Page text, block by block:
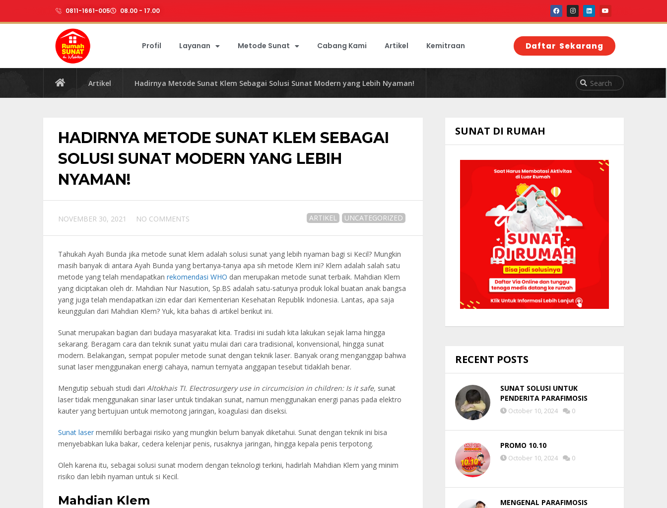
0811-1661-005 08.00 - 17.00
Profil Layanan Metode Sunat Cabang Kami Artikel Kemitraan Daftar Sekarang
Artikel Hadirnya Metode Sunat Klem Sebagai Solusi Sunat Modern yang Lebih Nyaman!
HADIRNYA METODE SUNAT KLEM SEBAGAI
SOLUSI SUNAT MODERN YANG LEBIH
NYAMAN!
NOVEMBER 30, 2021 ARTIKEL UNCATEGORIZED
NO COMMENTS
Tahukah Ayah Bunda jika metode sunat klem adalah solusi sunat yang lebih nyaman bagi si Kecil? Mungkin
masih banyak di antara Ayah Bunda yang bertanya-tanya apa sih metode Klem ini? Klem adalah salah satu
metode yang telah mendapatkan rekomendasi WHO dan merupakan metode sunat terbaik. Mahdian Klem
yang diciptakan oleh dr. Mahdian Nur Nasution, Sp.BS adalah satu-satunya produk lokal buatan anak bangsa
yang juga telah mendapatkan izin edar dari Kementerian Kesehatan Republik Indonesia. Lantas, apa saja
keunggulan dari Mahdian Klem? Yuk, kita bahas di artikel berikut ini.
Sunat merupakan bagian dari budaya masyarakat kita. Tradisi ini sudah kita lakukan sejak lama hingga
sekarang. Beragam cara dan teknik sunat yaitu mulai dari cara tradisional, konvensional, hingga sunat
modern. Belakangan, sempat populer metode sunat dengan teknik laser. Banyak orang menganggap bahwa
sunat laser menggunakan energi cahaya, namun ternyata anggapan tesebut tidaklah benar.
Mengutip sebuah studi dari Altokhais TI. Electrosurgery use in circumcision in children: Is it safe, sunat
laser tidak menggunakan sinar laser untuk tindakan sunat, namun menggunakan energi panas pada elektro
kauter yang bertujuan untuk memotong jaringan, koagulasi dan diseksi.
Sunat laser memiliki berbagai risiko yang mungkin belum banyak diketahui. Sunat dengan teknik ini bisa
menyebabkan luka bakar, cedera kelenjar penis, rusaknya jaringan, hingga kepala penis terpotong.
Oleh karena itu, sebagai solusi sunat modern dengan teknologi terkini, hadirlah Mahdian Klem yang minim
risiko dan lebih nyaman untuk si Kecil.
Mahdian Klem
SUNAT DI RUMAH
RECENT POSTS
SUNAT SOLUSI UNTUK
PENDERITA PARAFIMOSIS
October 10, 2024 0
PROMO 10.10
October 10, 2024 0
MENGENAL PARAFIMOSIS